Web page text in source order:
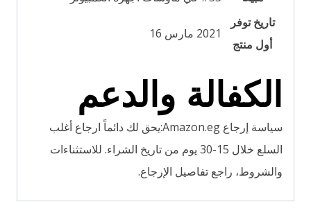
تاريخ توفر
أول منتج
2021 مارس 16
الكفالة والدعم
سياسة إرجاع Amazon.eg :يحق لك دائماً ارجاع أغلب
السلع خلال 15-30 يوم من تاريخ الشراء. للاستثناءات
والشروط، راجع تفاصيل الإرجاع.